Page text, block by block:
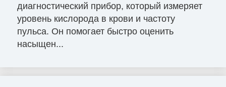
диагностический прибор, который измеряет
уровень кислорода в крови и частоту
пульса. Он помогает быстро оценить
насыщен...